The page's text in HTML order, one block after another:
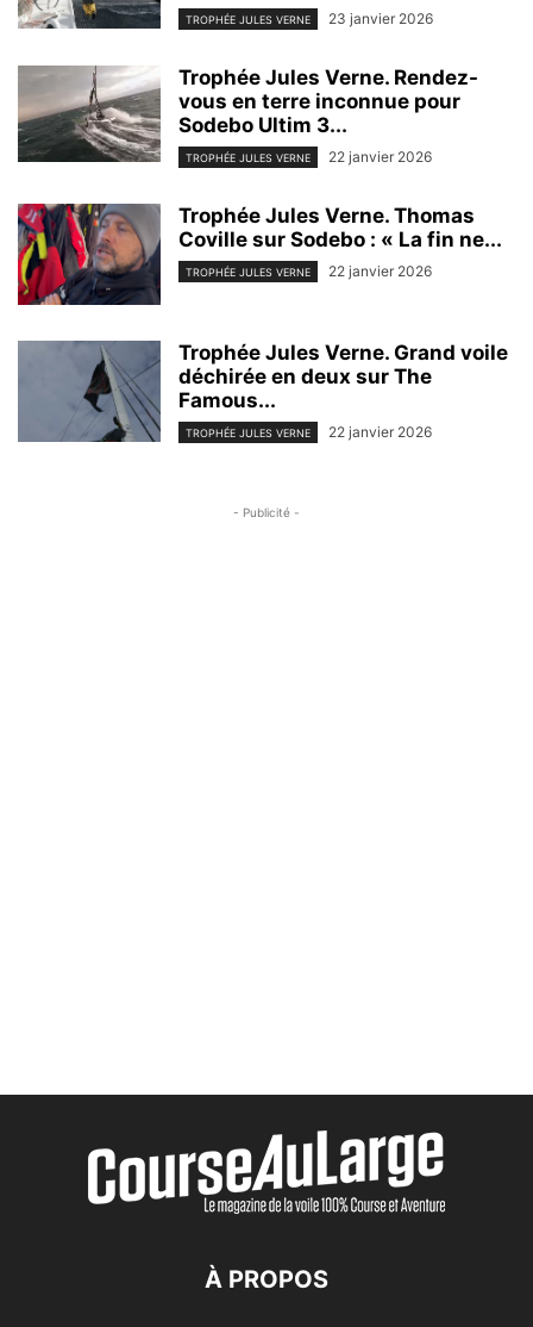
TROPHÉE JULES VERNE 23 janvier 2026
Trophée Jules Verne. Rendez-
vous en terre inconnue pour
Sodebo Ultim 3...
TROPHÉE JULES VERNE 22 janvier 2026
Trophée Jules Verne. Thomas
Coville sur Sodebo : « La fin ne...
TROPHÉE JULES VERNE 22 janvier 2026
Trophée Jules Verne. Grand voile
déchirée en deux sur The
Famous...
TROPHÉE JULES VERNE 22 janvier 2026
- Publicité -
À PROPOS